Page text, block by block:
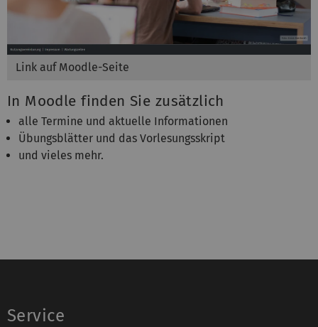
Link auf Moodle-Seite
In Moodle finden Sie zusätzlich
alle Termine und aktuelle Informationen
Übungsblätter und das Vorlesungsskript
und vieles mehr.
Service